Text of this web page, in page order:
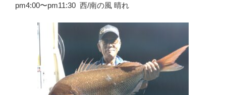
pm4:00〜pm11:30 西/南の風 晴れ